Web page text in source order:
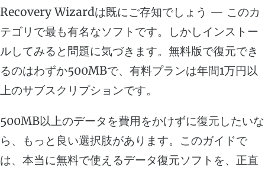
Recovery Wizardは既にご存知でしょう — このカ
テゴリで最も有名なソフトです。しかしインストー
ルしてみると問題に気づきます。無料版で復元でき
るのはわずか500MBで、有料プランは年間1万円以
上のサブスクリプションです。
500MB以上のデータを費用をかけずに復元したいな
ら、もっと良い選択肢があります。このガイドで
は、本当に無料で使えるデータ復元ソフトを、正直